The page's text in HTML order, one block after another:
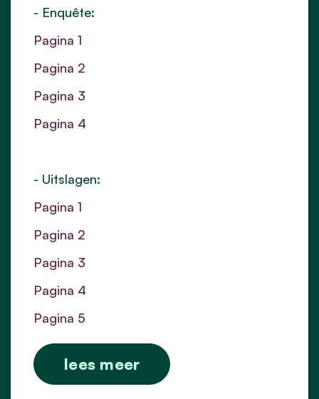
- Enquête:
Pagina 1
Pagina 2
Pagina 3
Pagina 4
- Uitslagen:
Pagina 1
Pagina 2
Pagina 3
Pagina 4
Pagina 5
lees meer